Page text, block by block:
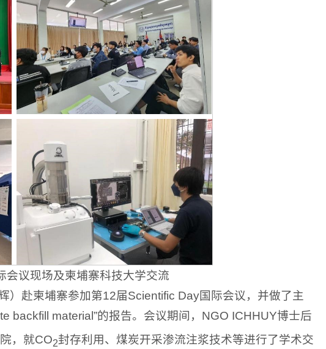
会议现场及柬埔寨科技大学交流
）赴柬埔寨参加第12届Scientific Day国际会议，并做了主
backfill material”的报告。会议期间，NGO ICHHUY博士后
，就CO2封存利用、煤炭开采渗流注浆技术等进行了学术交